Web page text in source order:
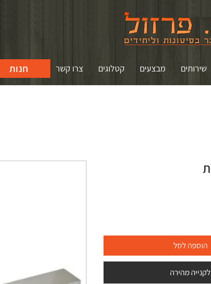
חנות שירותים מבצעים קטלוגים צרו קשר
הוספה לסל
לקנייה מהירה